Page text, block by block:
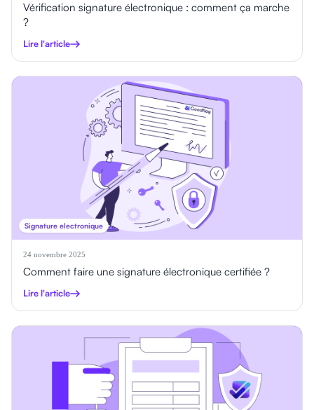
Vérification signature électronique : comment ça marche
?
Lire l'article
Signature electronique
24 novembre 2025
Comment faire une signature électronique certifiée ?
Lire l'article